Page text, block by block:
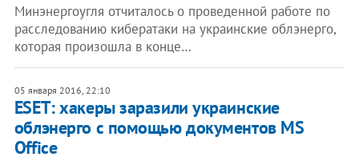
Минэнергоугля отчиталось о проведенной работе по
расследованию кибератаки на украинские облэнерго,
которая произошла в конце…
05 января 2016, 22:10
ESET: хакеры заразили украинские
облэнерго с помощью документов MS
Office